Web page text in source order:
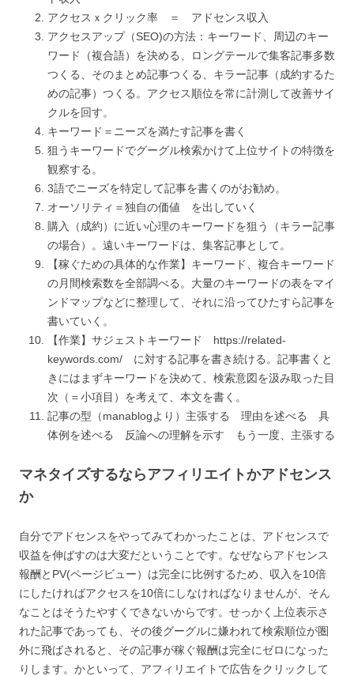
アクセスｘクリック率 ＝ アドセンス収入
アクセスアップ（SEO)の方法：キーワード、周辺のキー
ワード（複合語）を決める、ロングテールで集客記事多数
つくる、そのまとめ記事つくる、キラー記事（成約するた
めの記事）つくる。アクセス順位を常に計測して改善サイ
クルを回す。
キーワード＝ニーズを満たす記事を書く
狙うキーワードでグーグル検索かけて上位サイトの特徴を
観察する。
3語でニーズを特定して記事を書くのがお勧め。
オーソリティ＝独自の価値 を出していく
購入（成約）に近い心理のキーワードを狙う（キラー記事
の場合）。遠いキーワードは、集客記事として。
【稼ぐための具体的な作業】キーワード、複合キーワード
の月間検索数を全部調べる。大量のキーワードの表をマイ
ンドマップなどに整理して、それに沿ってひたすら記事を
書いていく。
【作業】サジェストキーワード https://related-
keywords.com/ に対する記事を書き続ける。記事書くと
きにはまずキーワードを決めて、検索意図を汲み取った目
次（＝小項目）を考えて、本文を書く。
記事の型（manablogより）主張する 理由を述べる 具
体例を述べる 反論への理解を示す もう一度、主張する
マネタイズするならアフィリエイトかアドセンス
か
自分でアドセンスをやってみてわかったことは、アドセンスで
収益を伸ばすのは大変だということです。なぜならアドセンス
報酬とPV(ページビュー）は完全に比例するため、収入を10倍
にしたければアクセスを10倍にしなければなりませんが、そん
なことはそうたやすくできないからです。せっかく上位表示さ
れた記事であっても、その後グーグルに嫌われて検索順位が圏
外に飛ばされると、その記事が稼ぐ報酬は完全にゼロになった
りします。かといって、アフィリエイトで広告をクリックして